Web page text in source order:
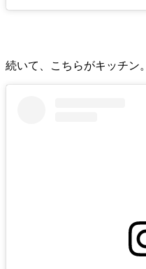
続いて、こちらがキッチン。